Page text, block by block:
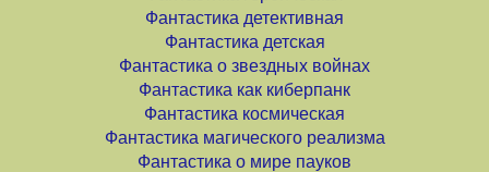
Фантастика детективная
Фантастика детская
Фантастика о звездных войнах
Фантастика как киберпанк
Фантастика космическая
Фантастика магического реализма
Фантастика о мире пауков